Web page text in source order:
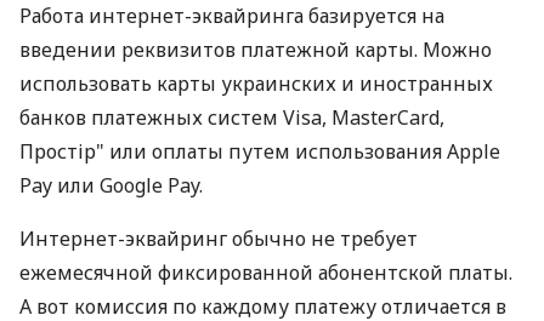
Работа интернет-эквайринга базируется на
введении реквизитов платежной карты. Можно
использовать карты украинских и иностранных
банков платежных систем Visa, MasterCard,
Простір" или оплаты путем использования Apple
Pay или Google Pay.
Интернет-эквайринг обычно не требует
ежемесячной фиксированной абонентской платы.
А вот комиссия по каждому платежу отличается в